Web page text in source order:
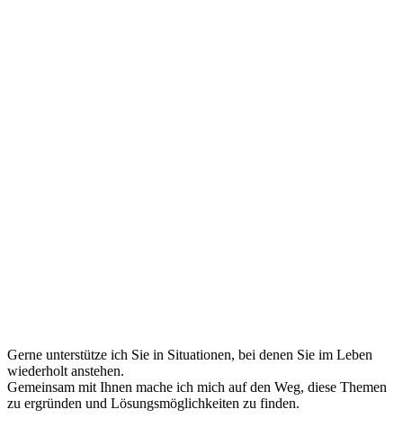
Gerne unterstütze ich Sie in Situationen, bei denen Sie im Leben
wiederholt anstehen.
Gemeinsam mit Ihnen mache ich mich auf den Weg, diese Themen
zu ergründen und Lösungsmöglichkeiten zu finden.